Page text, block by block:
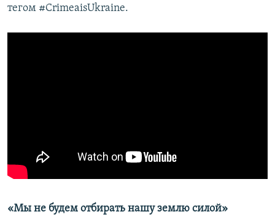
тегом #CrimeaisUkraine.
«Мы не будем отбирать нашу землю силой»